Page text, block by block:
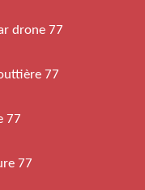
drone 77
77
77
77